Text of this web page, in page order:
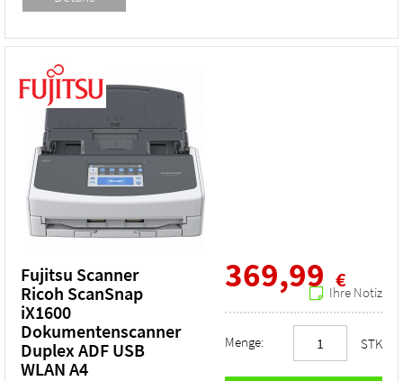
Fujitsu Scanner
Ricoh ScanSnap
iX1600
Dokumentenscanner
Duplex ADF USB
WLAN A4
369,99 €
Ihre Notiz
Menge: STK